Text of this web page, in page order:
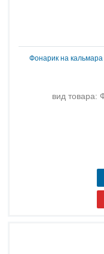
Фонарик на
вид товара: